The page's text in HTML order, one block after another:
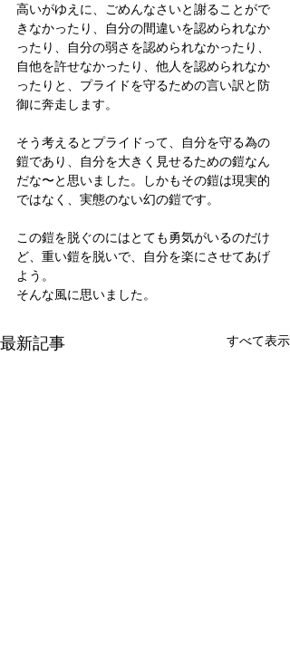
高いがゆえに、ごめんなさいと謝ることがで
きなかったり、自分の間違いを認められなか
ったり、自分の弱さを認められなかったり、
自他を許せなかったり、他人を認められなか
ったりと、プライドを守るための言い訳と防
御に奔走します。
そう考えるとプライドって、自分を守る為の
鎧であり、自分を大きく見せるための鎧なん
だな〜と思いました。しかもその鎧は現実的
ではなく、実態のない幻の鎧です。
この鎧を脱ぐのにはとても勇気がいるのだけ
ど、重い鎧を脱いで、自分を楽にさせてあげ
よう。
そんな風に思いました。
最新記事 すべて表示